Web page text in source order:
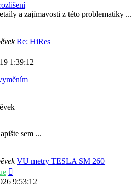
a zajímavosti z této problematiky ...
Re: HiRes
1:39:12
sem ...
VU metry TESLA SM 260
poslední
9:53:12